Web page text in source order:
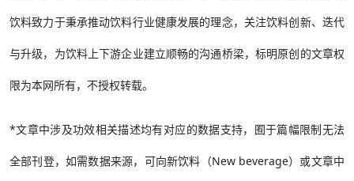
饮料致力于秉承推动饮料行业健康发展的理念，关注饮料创新、迭代
与升级，为饮料上下游企业建立顺畅的沟通桥梁，标明原创的文章权
限为本网所有，不授权转载。
*文章中涉及功效相关描述均有对应的数据支持，囿于篇幅限制无法
全部刊登，如需数据来源，可向新饮料（New beverage）或文章中